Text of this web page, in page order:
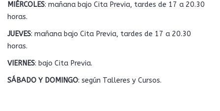
MIÉRCOLES: mañana bajo Cita Previa, tardes de 17 a 20.30
horas.
JUEVES: mañana bajo Cita Previa, tardes de 17 a 20.30
horas.
VIERNES: bajo Cita Previa.
SÁBADO Y DOMINGO: según Talleres y Cursos.